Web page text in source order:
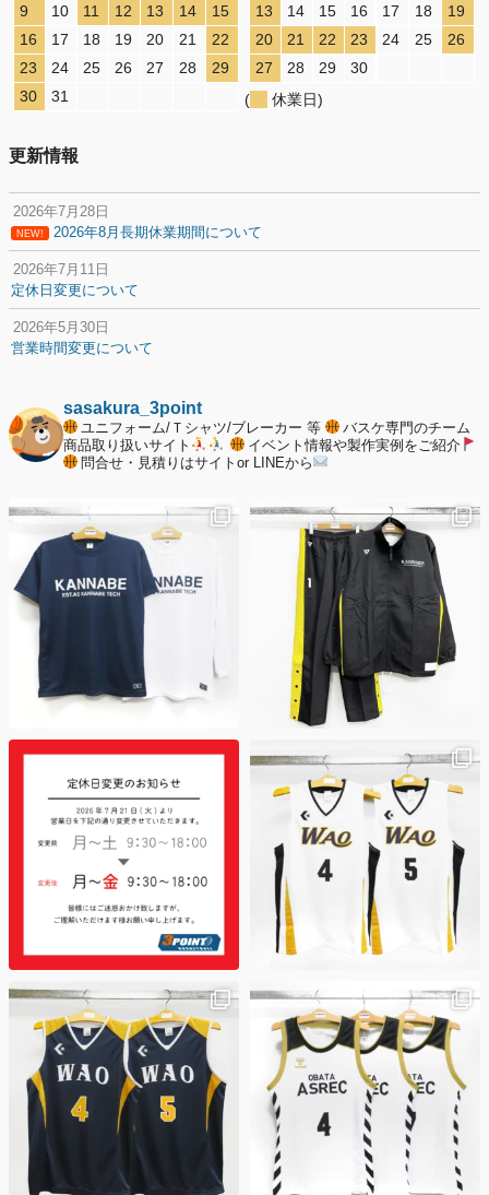
9
10 11 12 13 14
15
16
17 18 19 20 21
22
23
24 25 26 27 28
29
30
31
13
14 15 16 17 18
19
20
21 22 23 24 25
26
27
28 29
30
(
休業日)
更新情報
2026年7月28日
NEW! 2026年8月長期休業期間について
2026年7月11日
定休日変更について
2026年5月30日
営業時間変更について
納期遅延について
2025年12月11日
年末年始の休業期間について
sasakura_3point
ユニフォーム/Ｔシャツ/ブレーカー 等
バスケ専門のチーム
商品取り扱いサイト
イベント情報や製作実例をご紹介
問合せ・見積りはサイトor LINEから